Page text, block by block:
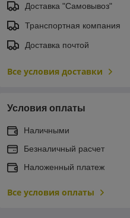
Доставка "Самовывоз"
Транспортная компания
Доставка почтой
Все условия доставки
Условия оплаты
Наличными
Безналичный расчет
Наложенный платеж
Все условия оплаты